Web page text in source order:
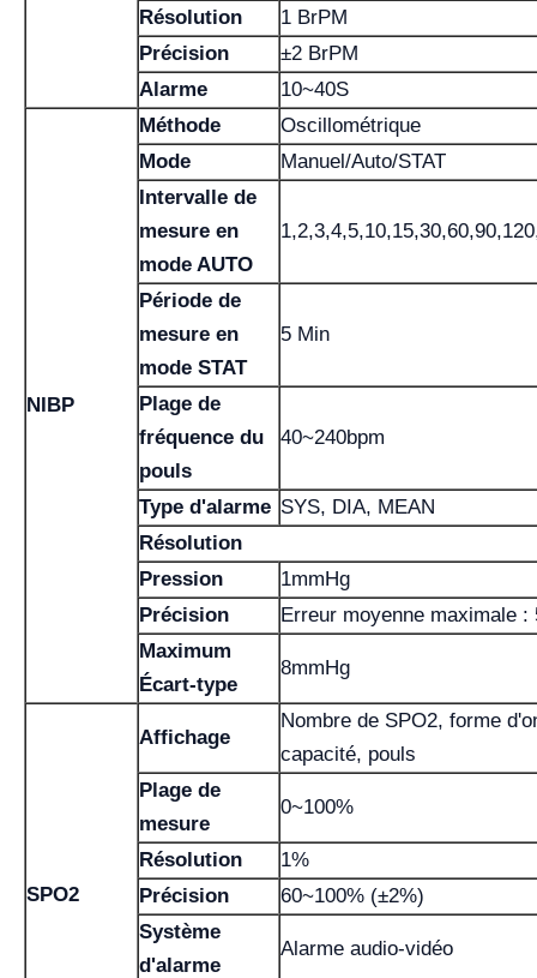
Résolution
1 BrPM
Précision
±2 BrPM
Alarme
10~40S
NIBP
Méthode
Oscillométrique
Mode
Manuel/Auto/STAT
Intervalle de
mesure en
mode AUTO
Période de
mesure en
mode STAT
5 Min
Plage de
fréquence du
pouls
40~240bpm
Type d'alarme SYS, DIA, MEAN
Résolution
Pression
1mmHg
Précision
Erreur moyenne maximale :
Maximum
Écart-type
8mmHg
SPO2
Affichage
Nombre de SPO2, forme
capacité, pouls
Plage de
mesure
0~100%
Résolution
1%
Précision
60~100% (±2%)
Système
d'alarme
Alarme audio-vidéo